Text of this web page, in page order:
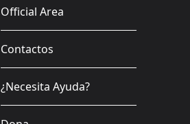
Official Area
Contactos
¿Necesita Ayuda?